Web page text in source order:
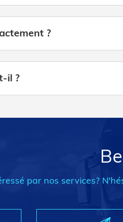
?
il ?
par nos services?